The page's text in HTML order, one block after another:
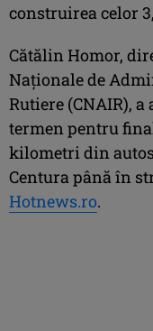
construirea celor
Cătălin Homor,
Naţionale de
Rutiere (CNAIR),
termen pentru
kilometri din
Centura până în
Hotnews.ro.